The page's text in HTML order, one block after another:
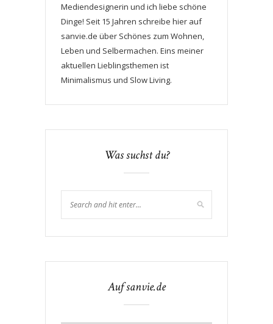
Mediendesignerin und ich liebe schöne
Dinge! Seit 15 Jahren schreibe hier auf
sanvie.de über Schönes zum Wohnen,
Leben und Selbermachen. Eins meiner
aktuellen Lieblingsthemen ist
Minimalismus und Slow Living.
Was suchst du?
Auf sanvie.de